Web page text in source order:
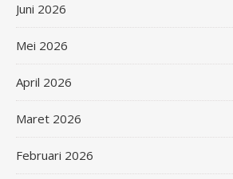
Juni 2026
Mei 2026
April 2026
Maret 2026
Februari 2026